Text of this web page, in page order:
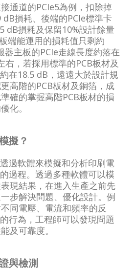
通道的PCIe5為例，扣除掉
損耗、後端的PCIe標準卡
dB損耗及保留10%設計餘量
端能運用的損耗值只剩約
器主板的PCIe走線長度約落在
，若採用標準的PCB板材及
在18.5 dB，遠遠大於設計規
高階的PCB板材及銅箔，成
確的掌握高階PCB板材的損
化。
擬？
過軟體來模擬和分析印刷電
過程。透過多種軟體可以模
現結果，在進入生產之前先
步解決問題、優化設計。例
同電壓、電流和頻率的反
行為，工程師可以發現問題
及可靠度。
與檢測